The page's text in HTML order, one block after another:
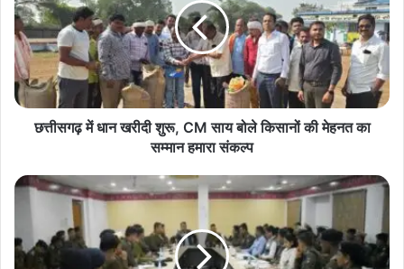
खरीदी
शुरू,
CM
साय
बोले
किसानों
सम्मान
छत्तीसगढ़ में धान खरीदी शुरू, CM साय बोले किसानों की मेहनत का
सम्मान हमारा संकल्प
डीजीपी–
से
पहले